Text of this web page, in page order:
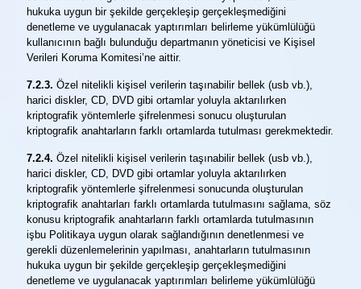
hukuka uygun bir şekilde gerçekleşip gerçekleşmediğini
denetleme ve uygulanacak yaptırımları belirleme yükümlülüğü
kullanıcının bağlı bulunduğu departmanın yöneticisi ve Kişisel
Verileri Koruma Komitesi’ne aittir.
7.2.3. Özel nitelikli kişisel verilerin taşınabilir bellek (usb vb.),
harici diskler, CD, DVD gibi ortamlar yoluyla aktarılırken
kriptografik yöntemlerle şifrelenmesi sonucu oluşturulan
kriptografik anahtarların farklı ortamlarda tutulması gerekmektedir.
7.2.4. Özel nitelikli kişisel verilerin taşınabilir bellek (usb vb.),
harici diskler, CD, DVD gibi ortamlar yoluyla aktarılırken
kriptografik yöntemlerle şifrelenmesi sonucunda oluşturulan
kriptografik anahtarları farklı ortamlarda tutulmasını sağlama, söz
konusu kriptografik anahtarların farklı ortamlarda tutulmasının
işbu Politikaya uygun olarak sağlandığının denetlenmesi ve
gerekli düzenlemelerinin yapılması, anahtarların tutulmasının
hukuka uygun bir şekilde gerçekleşip gerçekleşmediğini
denetleme ve uygulanacak yaptırımları belirleme yükümlülüğü